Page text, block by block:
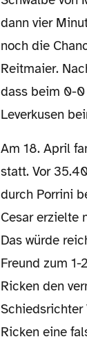
dann vier
noch die
Reitmaier.
dass beim 0-0
Leverkusen
Am 18. April fand das Rückspiel im Uefa-Cup im Westfalenstadion gegen Juventus Turin
statt. Vor
durch Porrini
Cesar erzielte
Das würde
Freund zum
Ricken den
Schiedsrichter
Ricken eine